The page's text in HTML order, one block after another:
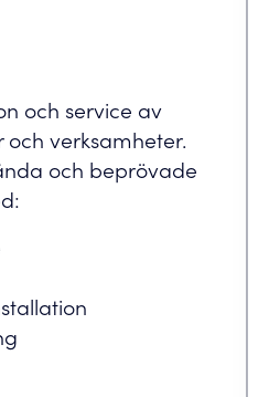
och service av
verksamheter.
och beprövade